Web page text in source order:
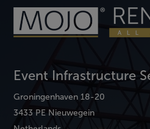
Event Infrastructure
Groningenhaven 18-20
3433 PE Nieuwegein